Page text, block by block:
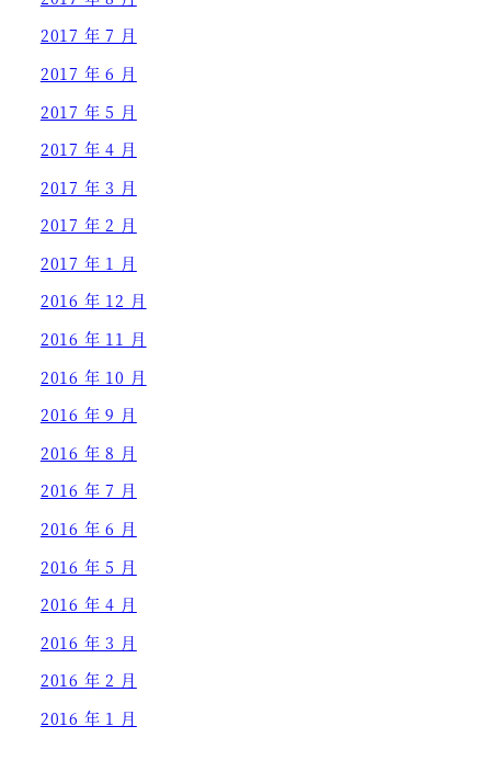
2017 年 7 月
2017 年 6 月
2017 年 5 月
2017 年 4 月
2017 年 3 月
2017 年 2 月
2017 年 1 月
2016 年 12 月
2016 年 11 月
2016 年 10 月
2016 年 9 月
2016 年 8 月
2016 年 7 月
2016 年 6 月
2016 年 5 月
2016 年 4 月
2016 年 3 月
2016 年 2 月
2016 年 1 月